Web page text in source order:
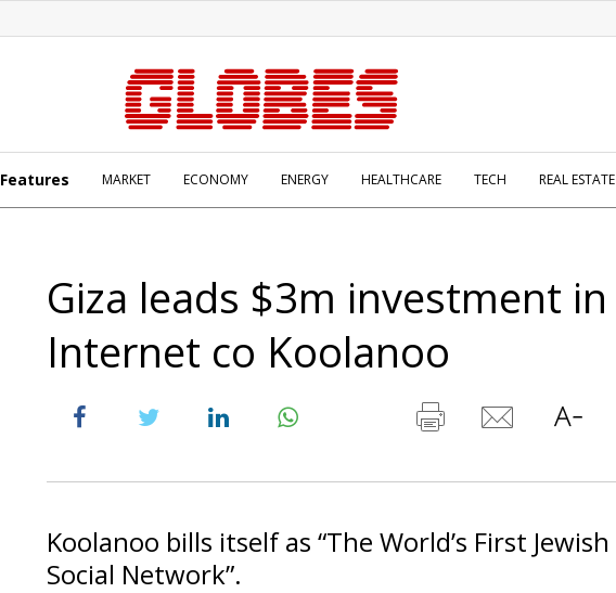
Features MARKET ECONOMY ENERGY HEALTHCARE TECH REAL ESTATE
Giza leads $3m investment in
Internet co Koolanoo
Koolanoo bills itself as “The World’s First Jewish
Social Network”.